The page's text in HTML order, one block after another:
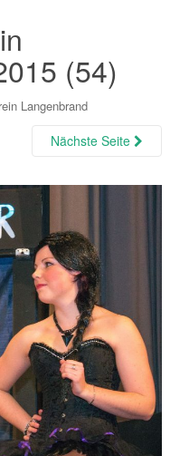
(54)
Langenbrand
Nächste Seite